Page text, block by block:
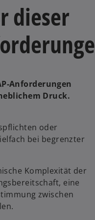
dieser
Anforderungen
Druck.
oder
bei begrenzter
Komplexität der
eine
zwischen